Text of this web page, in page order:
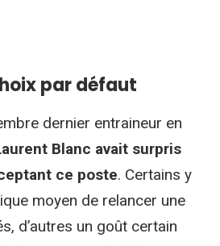
par défaut
dernier entraineur en
Blanc avait surpris
ce poste. Certains y
moyen de relancer une
d’autres un goût certain